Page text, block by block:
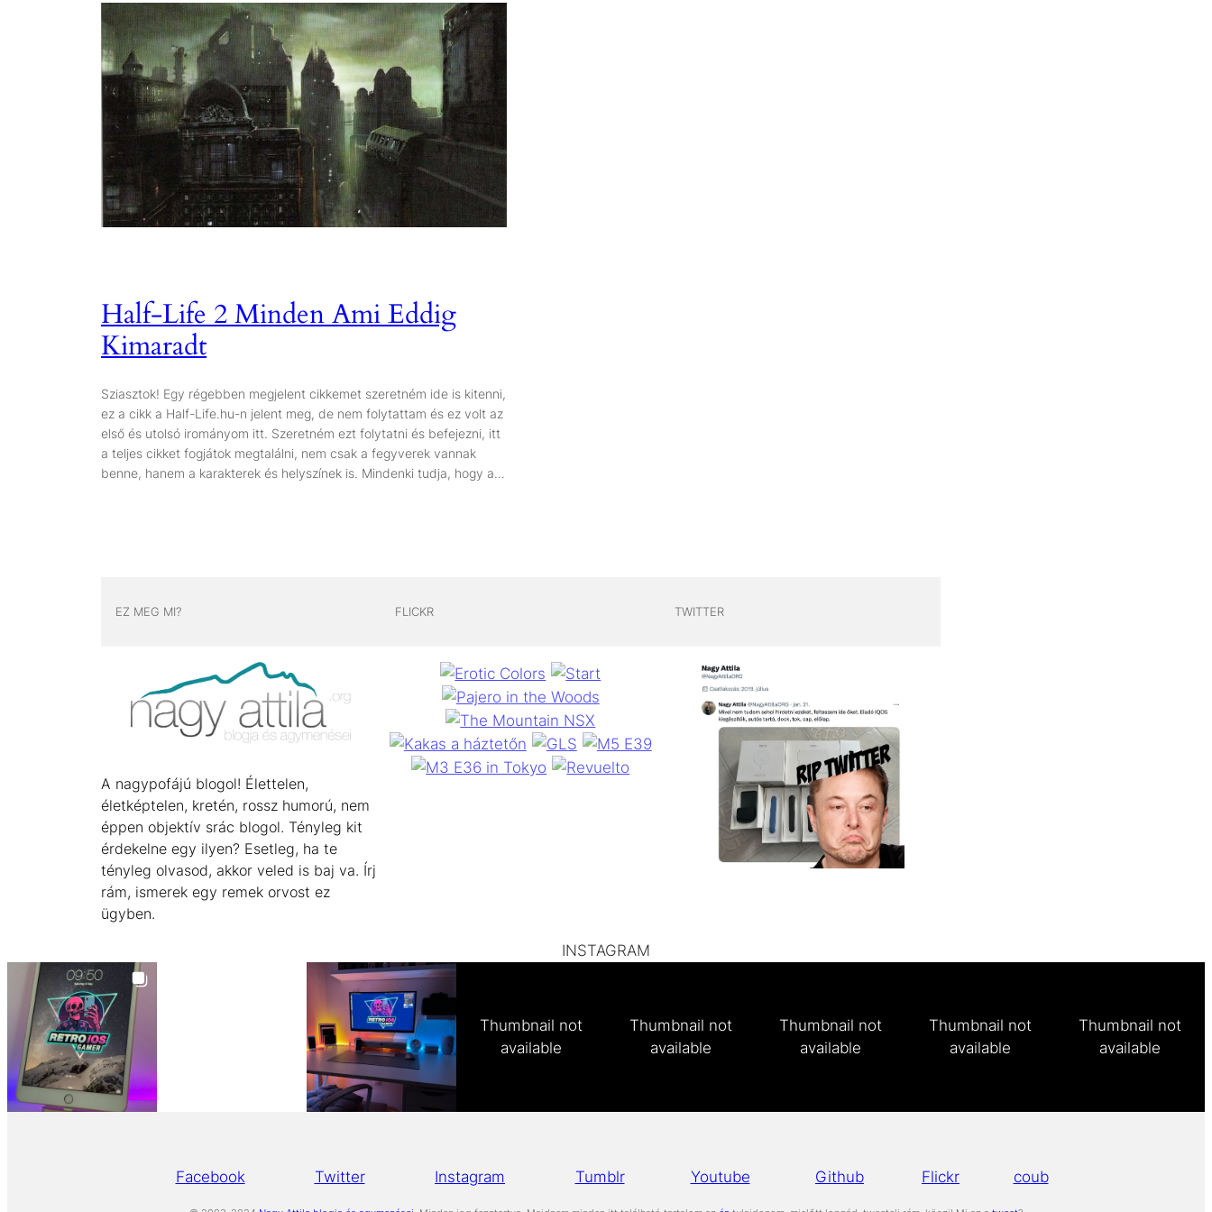
Half-Life 2 Minden Ami Eddig
Kimaradt
Sziasztok! Egy régebben megjelent cikkemet szeretném ide is kitenni,
ez a cikk a Half-Life.hu-n jelent meg, de nem folytattam és ez volt az
első és utolsó irományom itt. Szeretném ezt folytatni és befejezni, itt
a teljes cikket fogjátok megtalálni, nem csak a fegyverek vannak
benne, hanem a karakterek és helyszínek is. Mindenki tudja, hogy a…
EZ MEG MI?
A nagypofájú blogol! Élettelen,
életképtelen, kretén, rossz humorú, nem
éppen objektív srác blogol. Tényleg kit
érdekelne egy ilyen? Esetleg, ha te
tényleg olvasod, akkor veled is baj va. Írj
rám, ismerek egy remek orvost ez
ügyben.
FLICKR TWITTER
INSTAGRAM
Thumbnail not
available
Thumbnail not
available
Thumbnail not
available
Thumbnail not
available
Thumbnail not
available
Facebook Twitter Instagram Tumblr Youtube Github Flickr coub